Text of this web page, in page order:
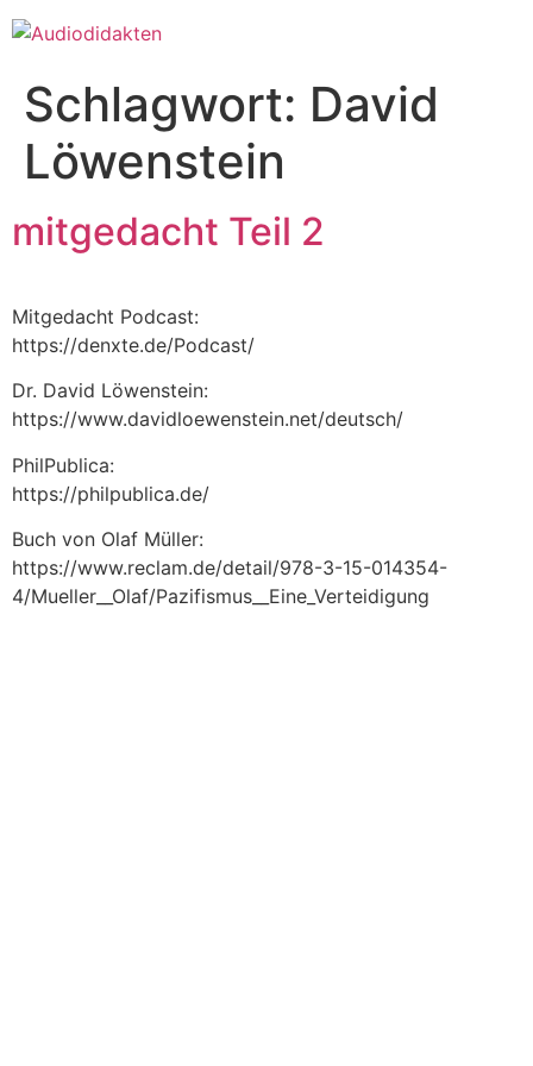
Zum
Inhalt
Schlagwort: David
Löwenstein
mitgedacht Teil 2
Mitgedacht Podcast:
https://denxte.de/Podcast/
Dr. David Löwenstein:
https://www.davidloewenstein.net/deutsch/
PhilPublica:
https://philpublica.de/
Buch von Olaf Müller:
https://www.reclam.de/detail/978-3-15-014354-
4/Mueller__Olaf/Pazifismus__Eine_Verteidigung